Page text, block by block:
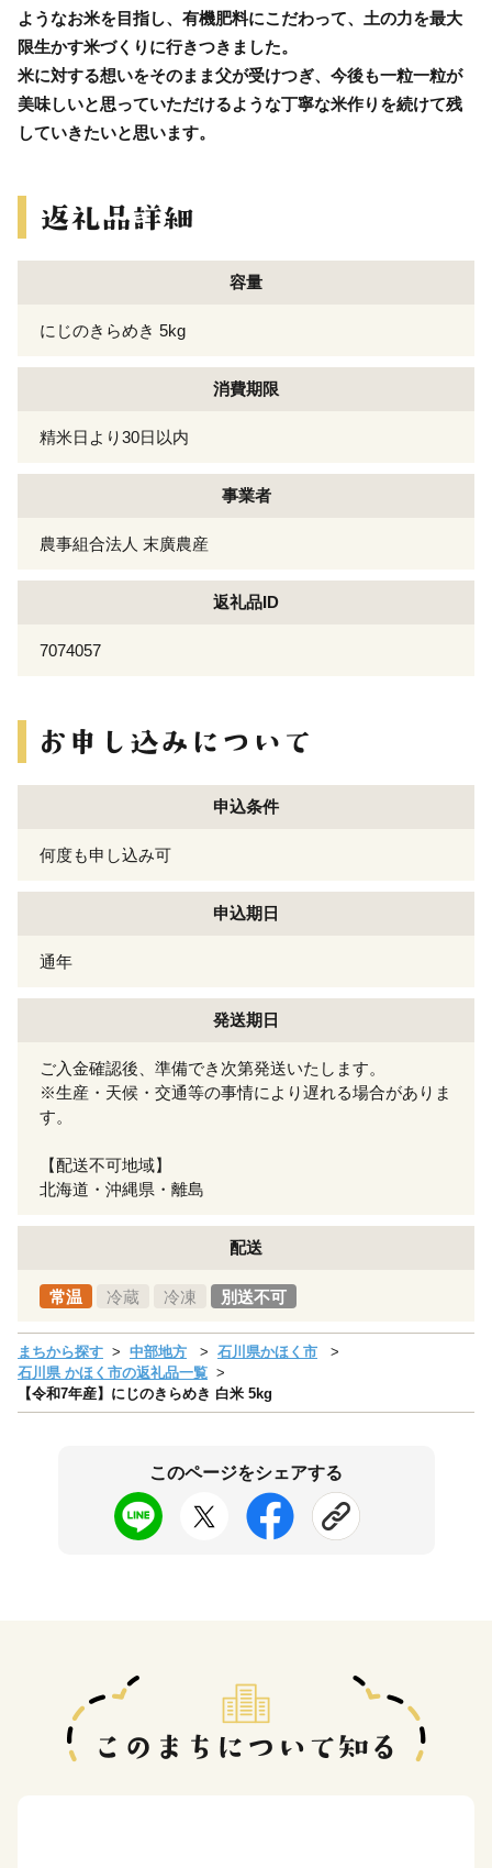
ようなお米を目指し、有機肥料にこだわって、土の力を最大
限生かす米づくりに行きつきました。
米に対する想いをそのまま父が受けつぎ、今後も一粒一粒が
美味しいと思っていただけるような丁寧な米作りを続けて残
していきたいと思います。
容量
にじのきらめき 5kg
消費期限
精米日より30日以内
事業者
農事組合法人 末廣農産
返礼品ID
7074057
申込条件
何度も申し込み可
申込期日
通年
発送期日
ご入金確認後、準備でき次第発送いたします。
※生産・天候・交通等の事情により遅れる場合がありま
す。
【配送不可地域】
北海道・沖縄県・離島
配送
常温 冷蔵 冷凍 別送不可
まちから探す 中部地方
石川県かほく市
石川県 かほく市の返礼品一覧
【令和7年産】にじのきらめき 白米 5kg
このページをシェアする